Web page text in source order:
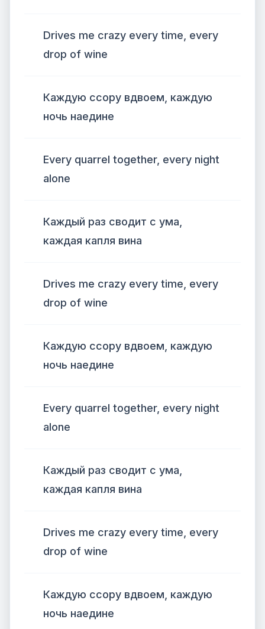
Drives me crazy every time, every
drop of wine
Каждую ссору вдвоем, каждую
ночь наедине
Every quarrel together, every night
alone
Каждый раз сводит с ума,
каждая капля вина
Drives me crazy every time, every
drop of wine
Каждую ссору вдвоем, каждую
ночь наедине
Every quarrel together, every night
alone
Каждый раз сводит с ума,
каждая капля вина
Drives me crazy every time, every
drop of wine
Каждую ссору вдвоем, каждую
ночь наедине